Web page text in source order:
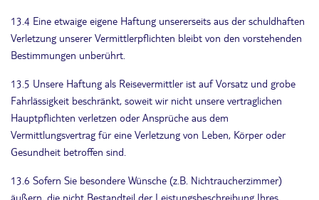
13.4 Eine etwaige eigene Haftung unsererseits aus der schuldhaften
Verletzung unserer Vermittlerpflichten bleibt von den vorstehenden
Bestimmungen unberührt.
13.5 Unsere Haftung als Reisevermittler ist auf Vorsatz und grobe
Fahrlässigkeit beschränkt, soweit wir nicht unsere vertraglichen
Hauptpflichten verletzen oder Ansprüche aus dem
Vermittlungsvertrag für eine Verletzung von Leben, Körper oder
Gesundheit betroffen sind.
13.6 Sofern Sie besondere Wünsche (z.B. Nichtraucherzimmer)
äußern, die nicht Bestandteil der Leistungsbeschreibung Ihres